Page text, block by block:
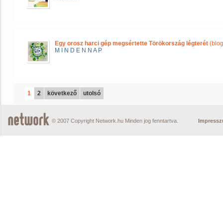
Egy orosz harci gép megsértette Törökország légterét
M I N D E N N A P
1 2 következő utolsó
© 2007 Copyright Network.hu Minden jog fenntartva.